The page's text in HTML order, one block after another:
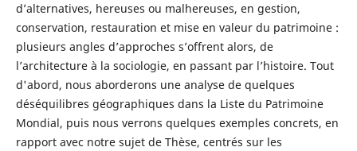
d’alternatives, hereuses ou malhereuses, en gestion,
conservation, restauration et mise en valeur du patrimoine :
plusieurs angles d’approches s’offrent alors, de
l’architecture à la sociologie, en passant par l’histoire. Tout
d'abord, nous aborderons une analyse de quelques
déséquilibres géographiques dans la Liste du Patrimoine
Mondial, puis nous verrons quelques exemples concrets, en
rapport avec notre sujet de Thèse, centrés sur les